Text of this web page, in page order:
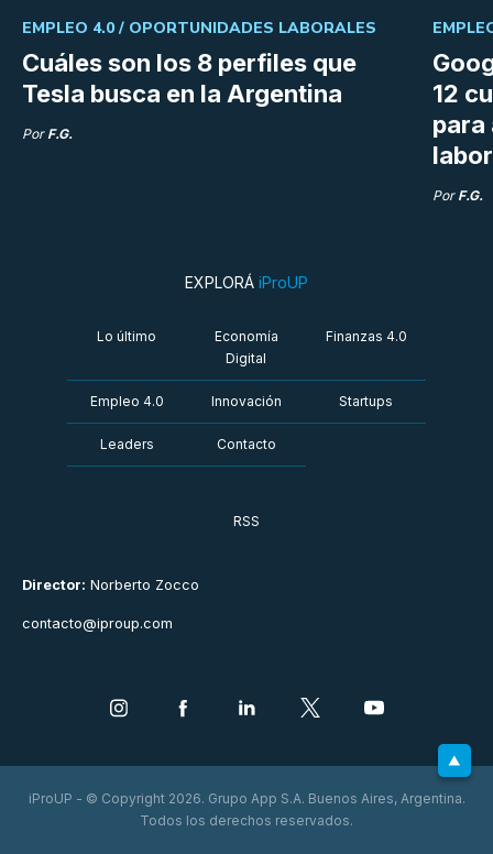
Cuáles son los 8 perfiles que
Tesla busca en la Argentina
EMPLEO 4.0 / OPORTUNIDADES LABORALES
Por F.G.
12
para
Por F.G.
Director: Norberto Zocco
contacto@iproup.com
EXPLORÁ iProUP
Lo último
Economía
Digital
Finanzas 4.0
Empleo 4.0 Innovación Startups
Leaders Contacto
RSS
iProUP - © Copyright 2026. Grupo App S.A. Buenos Aires, Argentina.
Todos los derechos reservados.